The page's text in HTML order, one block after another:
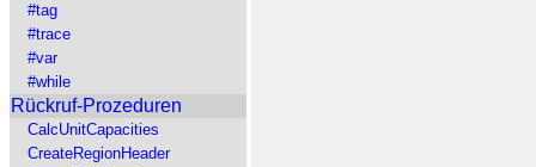
#tag
#trace
#var
#while
Rückruf-Prozeduren
CalcUnitCapacities
CreateRegionHeader